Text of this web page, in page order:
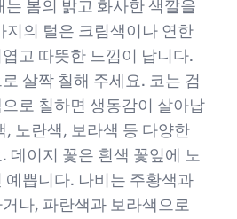
봄의 밝고 화사한 색깔을
지의 털은 크림색이나 연한
고 따뜻한 느낌이 납니다.
살짝 칠해 주세요. 코는 검
로 칠하면 생동감이 살아납
, 노란색, 보라색 등 다양한
데이지 꽃은 흰색 꽃잎에 노
예쁩니다. 나비는 주황색과
나, 파란색과 보라색으로